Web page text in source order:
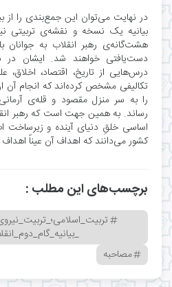
در نهایت می‌توان این جمع‌بندی را از
بیانیه یک نسخه و نقشه‌ی تربیتی
هشت‌گانه‌ی رهبر انقلاب به جوانان
دست‌یافتی خواهند شد. ایشان
درس‌هایی از تاریخ، اقتصاد،
تکالیفی مشخص کرده‌اند که انجام آن
را به سر منزل مقصود و قله‌ی
رساند. به همین جهت است که رهبر
اساسی خلقِ دنیای آینده و
کشور می‌دانند که اهداف آن عیناً
برچسب‌های این مطلب :
مصاحبه